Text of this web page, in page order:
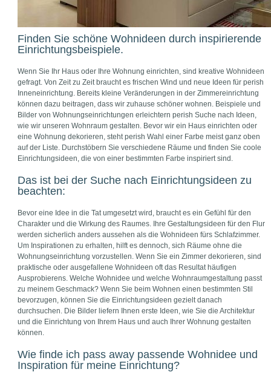
Finden Sie schöne Wohnideen durch inspirierende
Einrichtungsbeispiele.
Wenn Sie Ihr Haus oder Ihre Wohnung einrichten, sind kreative Wohnideen
gefragt. Von Zeit zu Zeit braucht es frischen Wind und neue Ideen für perish
Inneneinrichtung. Bereits kleine Veränderungen in der Zimmereinrichtung
können dazu beitragen, dass wir zuhause schöner wohnen. Beispiele und
Bilder von Wohnungseinrichtungen erleichtern perish Suche nach Ideen,
wie wir unseren Wohnraum gestalten. Bevor wir ein Haus einrichten oder
eine Wohnung dekorieren, steht perish Wahl einer Farbe meist ganz oben
auf der Liste. Durchstöbern Sie verschiedene Räume und finden Sie coole
Einrichtungsideen, die von einer bestimmten Farbe inspiriert sind.
Das ist bei der Suche nach Einrichtungsideen zu
beachten:
Bevor eine Idee in die Tat umgesetzt wird, braucht es ein Gefühl für den
Charakter und die Wirkung des Raumes. Ihre Gestaltungsideen für den Flur
werden sicherlich anders aussehen als die Wohnideen fürs Schlafzimmer.
Um Inspirationen zu erhalten, hilft es dennoch, sich Räume ohne die
Wohnungseinrichtung vorzustellen. Wenn Sie ein Zimmer dekorieren, sind
praktische oder ausgefallene Wohnideen oft das Resultat häufigen
Ausprobierens. Welche Wohnidee und welche Wohnraumgestaltung passt
zu meinem Geschmack? Wenn Sie beim Wohnen einen bestimmten Stil
bevorzugen, können Sie die Einrichtungsideen gezielt danach
durchsuchen. Die Bilder liefern Ihnen erste Ideen, wie Sie die Architektur
und die Einrichtung von Ihrem Haus und auch Ihrer Wohnung gestalten
können.
Wie finde ich pass away passende Wohnidee und
Inspiration für meine Einrichtung?